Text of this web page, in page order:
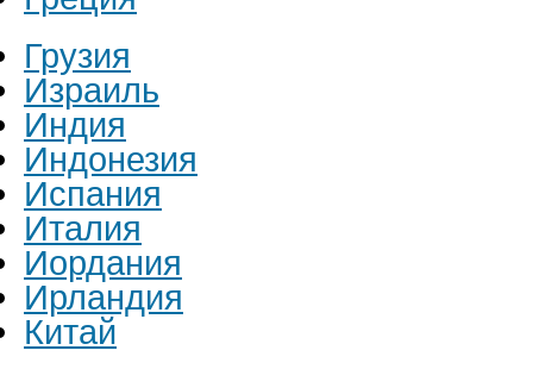
Грузия
Израиль
Индия
Индонезия
Испания
Италия
Иордания
Ирландия
Китай